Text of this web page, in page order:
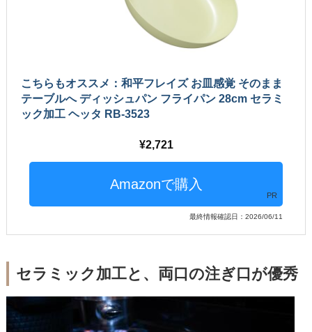
こちらもオススメ：和平フレイズ お皿感覚 そのまま
テーブルへ ディッシュパン フライパン 28cm セラミ
ック加工 ヘッタ RB-3523
2,721
PR
最終情報確認日：2026/06/11
セラミック加工と、両口の注ぎ口が優秀